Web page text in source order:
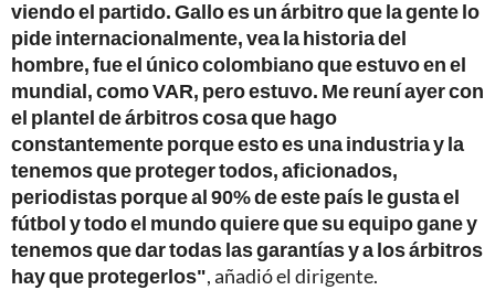
viendo el partido. Gallo es un árbitro que la gente lo
pide internacionalmente, vea la historia del
hombre, fue el único colombiano que estuvo en el
mundial, como VAR, pero estuvo. Me reuní ayer con
el plantel de árbitros cosa que hago
constantemente porque esto es una industria y la
tenemos que proteger todos, aficionados,
periodistas porque al 90% de este país le gusta el
fútbol y todo el mundo quiere que su equipo gane y
tenemos que dar todas las garantías y a los árbitros
hay que protegerlos", añadió el dirigente.